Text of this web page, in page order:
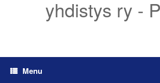
yhdistys ry -
Menu